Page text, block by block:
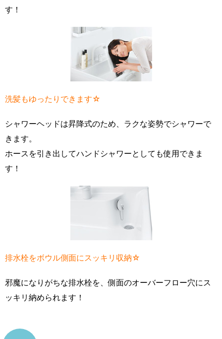
す！
洗髪もゆったりできます☆
シャワーヘッドは昇降式のため、ラクな姿勢でシャワーで
きます。
ホースを引き出してハンドシャワーとしても使用できま
す！
排水栓をボウル側面にスッキリ収納☆
邪魔になりがちな排水栓を、側面のオーバーフロー穴にス
ッキリ納められます！